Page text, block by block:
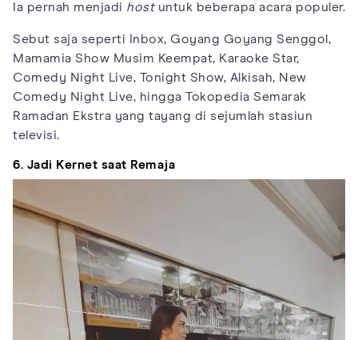
Ia pernah menjadi hostuntuk beberapa acara populer.
Sebut saja seperti Inbox, Goyang Goyang Senggol,
Mamamia Show Musim Keempat, Karaoke Star,
Comedy Night Live, Tonight Show, Alkisah, New
Comedy Night Live, hingga Tokopedia Semarak
Ramadan Ekstra yang tayang di sejumlah stasiun
televisi.
6. Jadi Kernet saat Remaja